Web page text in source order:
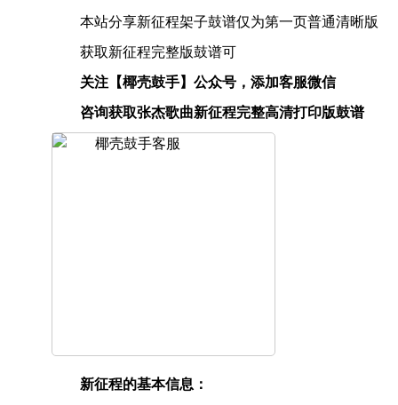
本站分享新征程架子鼓谱仅为第一页普通清晰版
获取新征程完整版鼓谱可
关注【椰壳鼓手】公众号，添加客服微信
咨询获取张杰歌曲新征程完整高清打印版鼓谱
新征程的基本信息：